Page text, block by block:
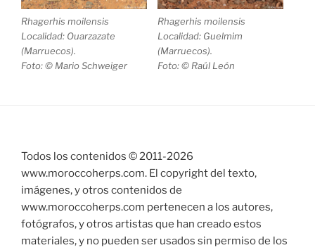
Rhagerhis moilensis
Localidad: Ouarzazate
(Marruecos).
Foto: © Mario Schweiger
Rhagerhis moilensis
Localidad: Guelmim
(Marruecos).
Foto: © Raúl León
Todos los contenidos © 2011-2026
www.moroccoherps.com. El copyright del texto,
imágenes, y otros contenidos de
www.moroccoherps.com pertenecen a los autores,
fotógrafos, y otros artistas que han creado estos
materiales, y no pueden ser usados sin permiso de los